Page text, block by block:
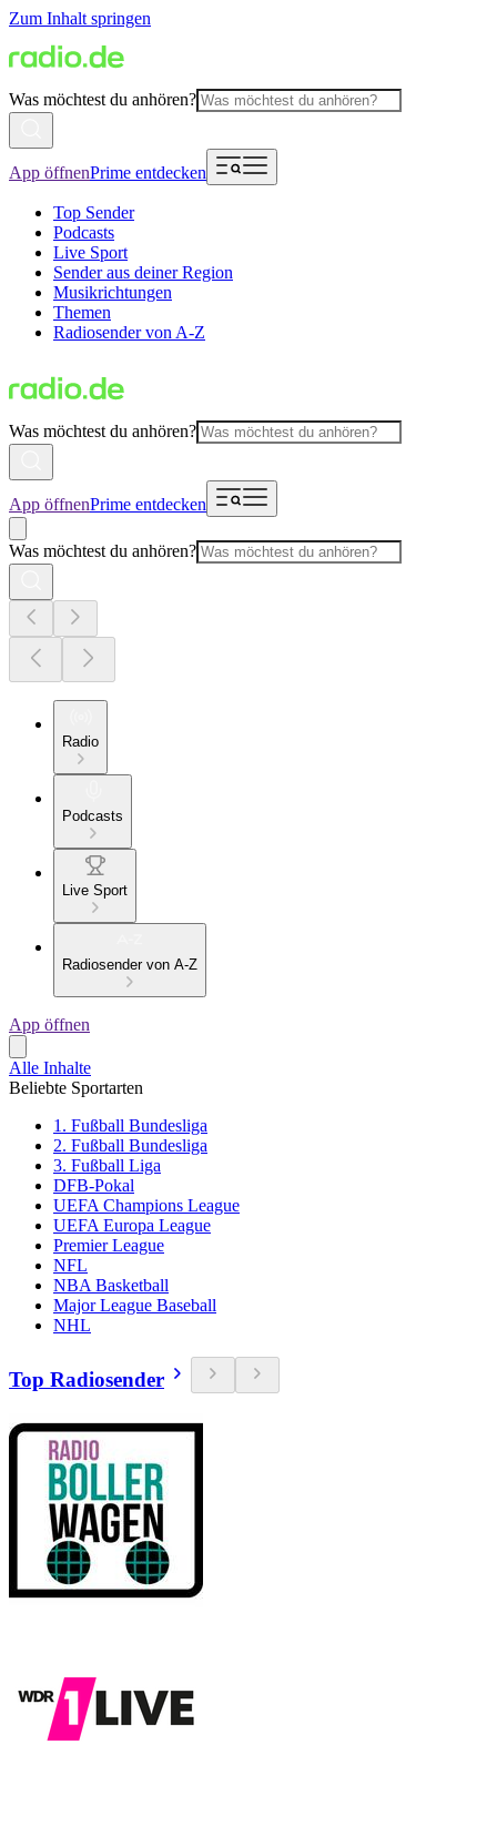
Zum Inhalt springen
Was möchtest du anhören?
App öffnenPrime entdecken
Top Sender
Podcasts
Live Sport
Sender aus deiner Region
Musikrichtungen
Themen
Radiosender von A-Z
Was möchtest du anhören?
App öffnenPrime entdecken
Was möchtest du anhören?
Radio
Podcasts
Live Sport
Radiosender von A-Z
App öffnen
Alle Inhalte
Beliebte Sportarten
1. Fußball Bundesliga
2. Fußball Bundesliga
3. Fußball Liga
DFB-Pokal
UEFA Champions League
UEFA Europa League
Premier League
NFL
NBA Basketball
Major League Baseball
NHL
Top Radiosender